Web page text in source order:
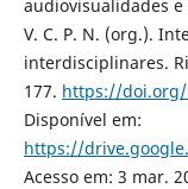
audiovisualidades e
V. C. P. N. (org.).
interdisciplinares.
177. https://doi.org/
Disponível em:
https://
Acesso em: 3 mar.